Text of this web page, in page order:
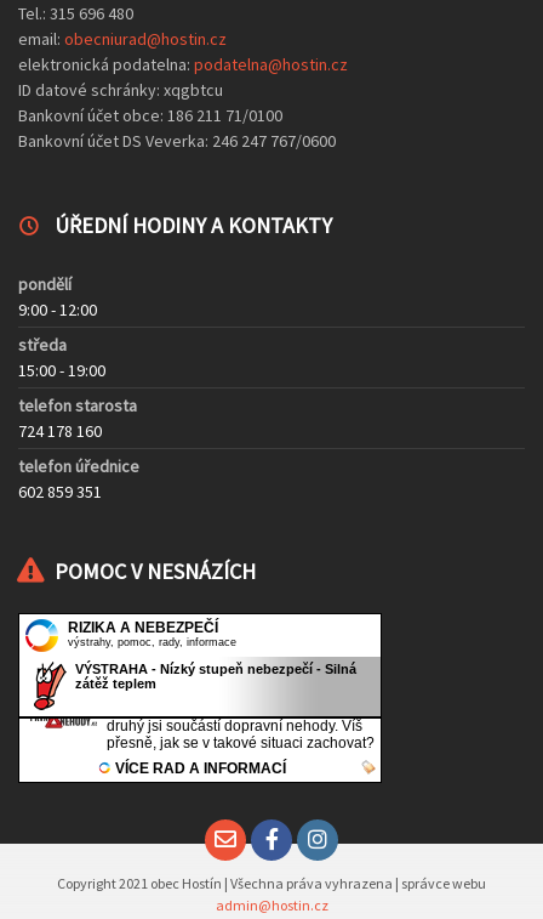
Tel.: 315 696 480
email: obecniurad@hostin.cz
elektronická podatelna: podatelna@hostin.cz
ID datové schránky: xqgbtcu
Bankovní účet obce: 186 211 71/0100
Bankovní účet DS Veverka: 246 247 767/0600
ÚŘEDNÍ HODINY A KONTAKTY
pondělí
9:00 - 12:00
středa
15:00 - 19:00
telefon starosta
724 178 160
telefon úřednice
602 859 351
POMOC V NESNÁZÍCH
Copyright 2021 obec Hostín | Všechna práva vyhrazena | správce webu
admin@hostin.cz